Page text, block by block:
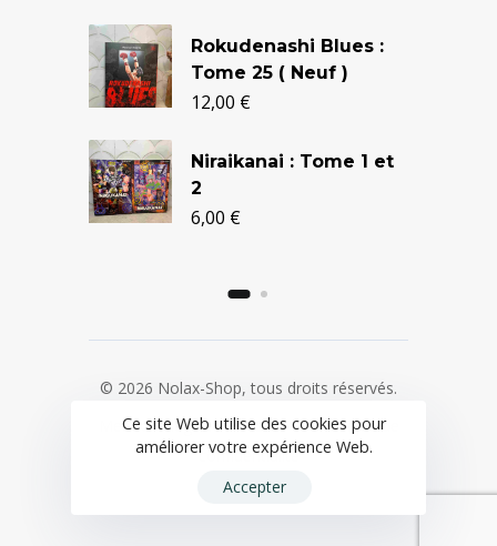
Rokudenashi Blues :
Tome 25 ( Neuf )
12,00 €
Niraikanai : Tome 1 et
2
6,00 €
© 2026 Nolax-Shop, tous droits réservés.
Mentions légales/CGV/Politique de
confidentialité
Ce site Web utilise des cookies pour
améliorer votre expérience Web.
Accepter